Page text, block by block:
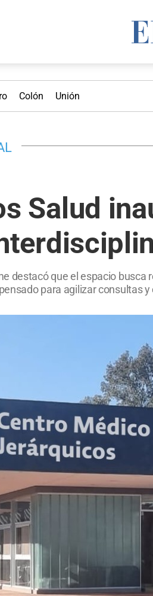
Colón Unión
Salud
destacó que el espacio
para agilizar consultas y